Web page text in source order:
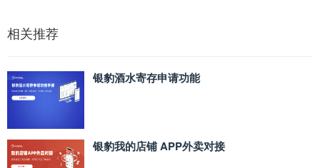
相关推荐
银豹酒水寄存申请功能
银豹我的店铺 APP外卖对接